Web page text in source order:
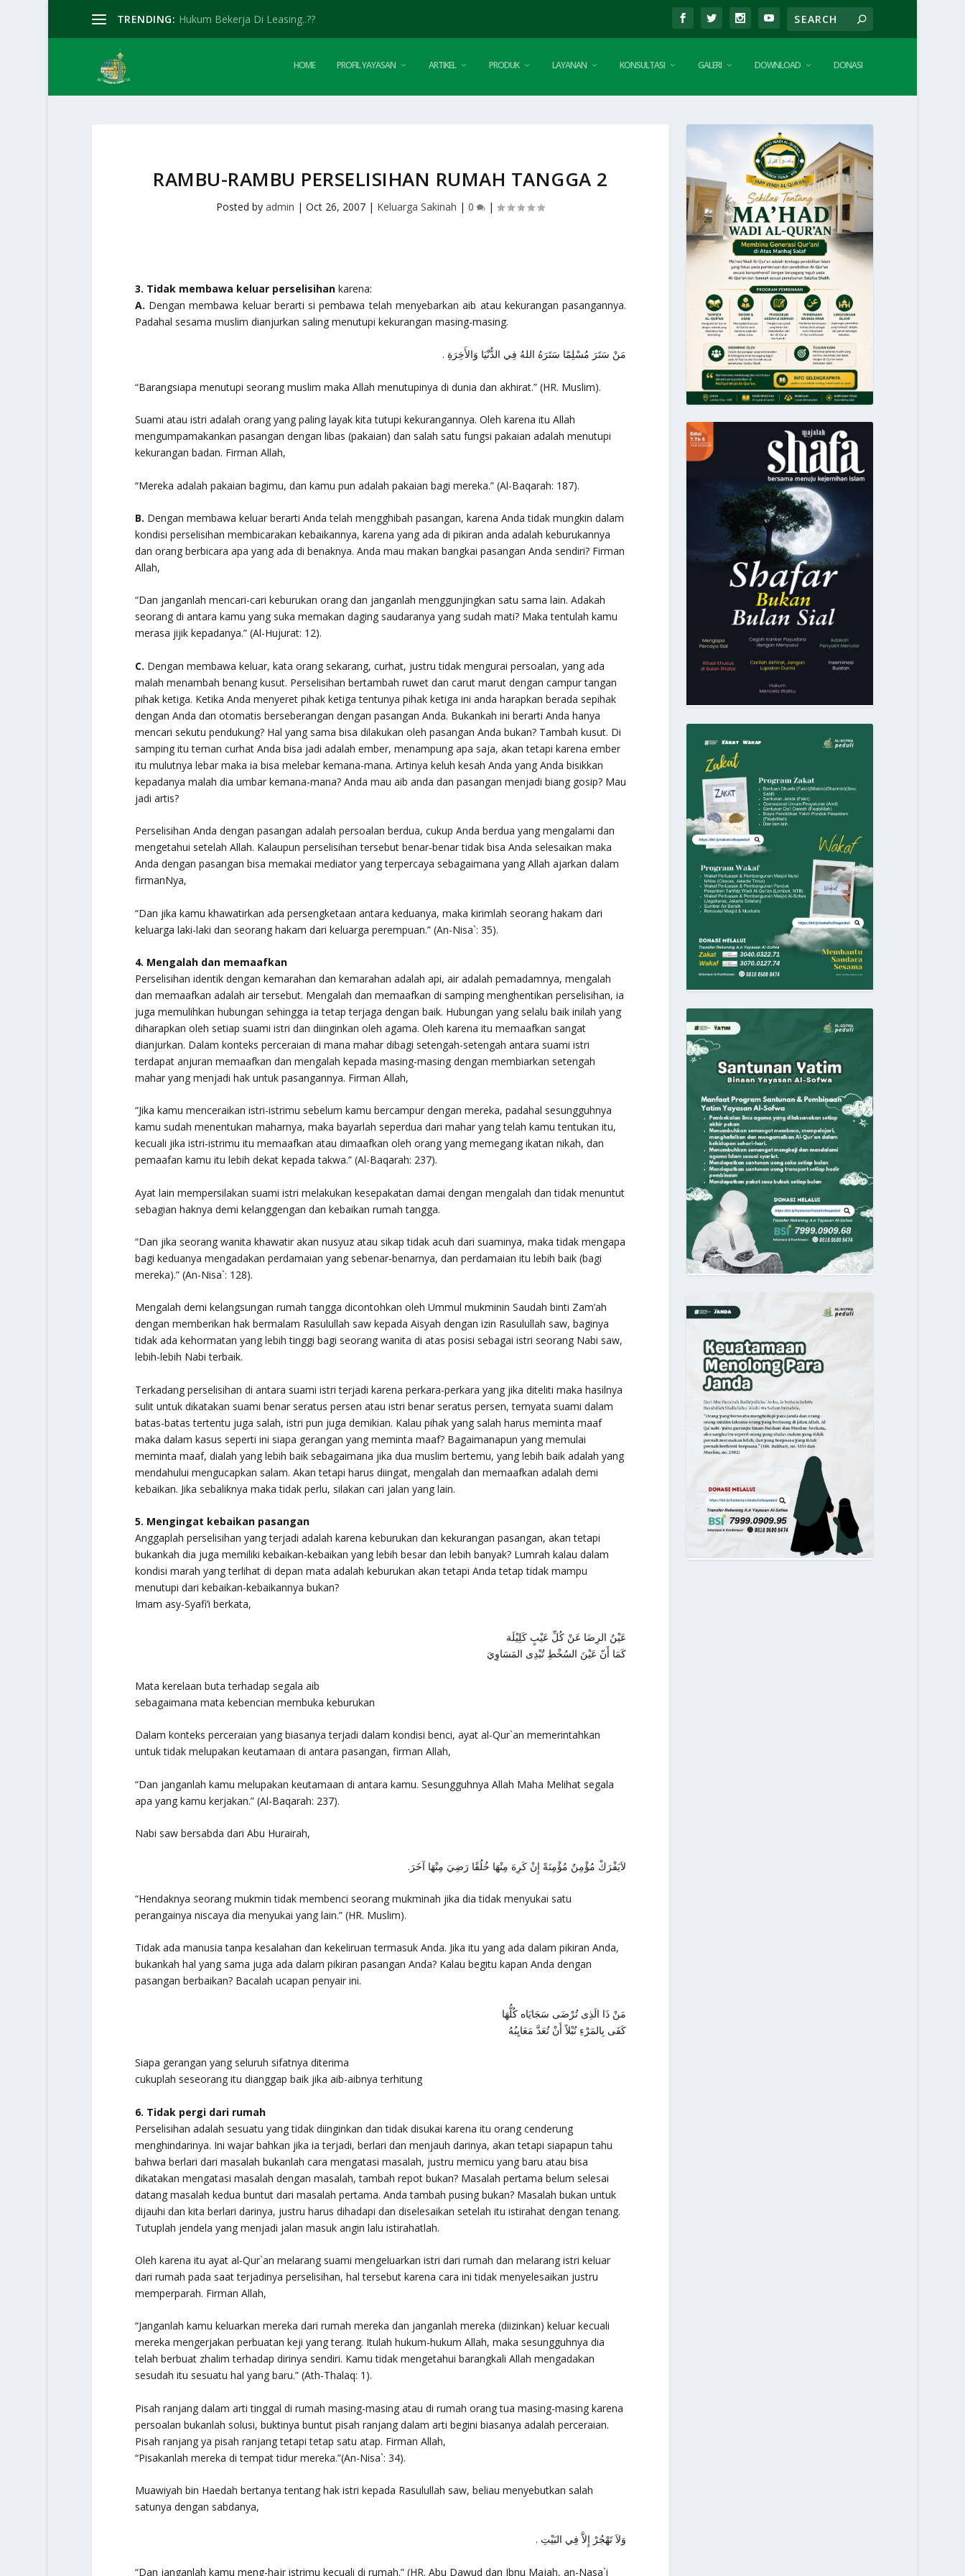
TRENDING: Hukum Bekerja Di Leasing..??
HOME PROFIL YAYASAN ARTIKEL PRODUK LAYANAN KONSULTASI GALERI DOWNLOAD DONASI
RAMBU-RAMBU PERSELISIHAN RUMAH TANGGA 2
Posted byadmin |Oct 26, 2007 | Keluarga Sakinah |0 |
3. Tidak membawa keluar perselisihankarena:
A. Dengan membawa keluar berarti si pembawa telah menyebarkan aib atau kekurangan pasangannya.
Padahal sesama muslim dianjurkan saling menutupi kekurangan masing-masing.
مَنْ سَتَرَ مُسْلِمًا سَتَرَهُ اللهُ فِي الدُّنْيَا وَالأَخِرَةِ .
“Barangsiapa menutupi seorang muslim maka Allah menutupinya di dunia dan akhirat.”(HR. Muslim).
Suami atau istri adalah orang yang paling layak kita tutupi kekurangannya. Oleh karena itu Allah
mengumpamakankan pasangan dengan libas (pakaian) dan salah satu fungsi pakaian adalah menutupi
kekurangan badan. Firman Allah,
“Mereka adalah pakaian bagimu, dan kamu pun adalah pakaian bagi mereka.”(Al-Baqarah: 187).
B. Dengan membawa keluar berarti Anda telah mengghibah pasangan, karena Anda tidak mungkin dalam
kondisi perselisihan membicarakan kebaikannya, karena yang ada di pikiran anda adalah keburukannya
dan orang berbicara apa yang ada di benaknya. Anda mau makan bangkai pasangan Anda sendiri? Firman
Allah,
“Dan janganlah mencari-cari keburukan orang dan janganlah menggunjingkan satu sama lain. Adakah
seorang di antara kamu yang suka memakan daging saudaranya yang sudah mati? Maka tentulah kamu
merasa jijik kepadanya.”(Al-Hujurat: 12).
C. Dengan membawa keluar, kata orang sekarang, curhat, justru tidak mengurai persoalan, yang ada
malah menambah benang kusut. Perselisihan bertambah ruwet dan carut marut dengan campur tangan
pihak ketiga. Ketika Anda menyeret pihak ketiga tentunya pihak ketiga ini anda harapkan berada sepihak
dengan Anda dan otomatis berseberangan dengan pasangan Anda. Bukankah ini berarti Anda hanya
mencari sekutu pendukung? Hal yang sama bisa dilakukan oleh pasangan Anda bukan? Tambah kusut. Di
samping itu teman curhat Anda bisa jadi adalah ember, menampung apa saja, akan tetapi karena ember
itu mulutnya lebar maka ia bisa melebar kemana-mana. Artinya keluh kesah Anda yang Anda bisikkan
kepadanya malah dia umbar kemana-mana? Anda mau aib anda dan pasangan menjadi biang gosip? Mau
jadi artis?
Perselisihan Anda dengan pasangan adalah persoalan berdua, cukup Anda berdua yang mengalami dan
mengetahui setelah Allah. Kalaupun perselisihan tersebut benar-benar tidak bisa Anda selesaikan maka
Anda dengan pasangan bisa memakai mediator yang terpercaya sebagaimana yang Allah ajarkan dalam
firmanNya,
“Dan jika kamu khawatirkan ada persengketaan antara keduanya, maka kirimlah seorang hakam dari
keluarga laki-laki dan seorang hakam dari keluarga perempuan.”(An-Nisa`: 35).
4. Mengalah dan memaafkan
Perselisihan identik dengan kemarahan dan kemarahan adalah api, air adalah pemadamnya, mengalah
dan memaafkan adalah air tersebut. Mengalah dan memaafkan di samping menghentikan perselisihan, ia
juga memulihkan hubungan sehingga ia tetap terjaga dengan baik. Hubungan yang selalu baik inilah yang
diharapkan oleh setiap suami istri dan diinginkan oleh agama. Oleh karena itu memaafkan sangat
dianjurkan. Dalam konteks perceraian di mana mahar dibagi setengah-setengah antara suami istri
terdapat anjuran memaafkan dan mengalah kepada masing-masing dengan membiarkan setengah
mahar yang menjadi hak untuk pasangannya. Firman Allah,
“Jika kamu menceraikan istri-istrimu sebelum kamu bercampur dengan mereka, padahal sesungguhnya
kamu sudah menentukan maharnya, maka bayarlah seperdua dari mahar yang telah kamu tentukan itu,
kecuali jika istri-istrimu itu memaafkan atau dimaafkan oleh orang yang memegang ikatan nikah, dan
pemaafan kamu itu lebih dekat kepada takwa.” (Al-Baqarah: 237).
Ayat lain mempersilakan suami istri melakukan kesepakatan damai dengan mengalah dan tidak menuntut
sebagian haknya demi kelanggengan dan kebaikan rumah tangga.
“Dan jika seorang wanita khawatir akan nusyuz atau sikap tidak acuh dari suaminya, maka tidak mengapa
bagi keduanya mengadakan perdamaian yang sebenar-benarnya, dan perdamaian itu lebih baik (bagi
mereka).” (An-Nisa`: 128).
Mengalah demi kelangsungan rumah tangga dicontohkan oleh Ummul mukminin Saudah binti Zam’ah
dengan memberikan hak bermalam Rasulullah saw kepada Aisyah dengan izin Rasulullah saw, baginya
tidak ada kehormatan yang lebih tinggi bagi seorang wanita di atas posisi sebagai istri seorang Nabi saw,
lebih-lebih Nabi terbaik.
Terkadang perselisihan di antara suami istri terjadi karena perkara-perkara yang jika diteliti maka hasilnya
sulit untuk dikatakan suami benar seratus persen atau istri benar seratus persen, ternyata suami dalam
batas-batas tertentu juga salah, istri pun juga demikian. Kalau pihak yang salah harus meminta maaf
maka dalam kasus seperti ini siapa gerangan yang meminta maaf? Bagaimanapun yang memulai
meminta maaf, dialah yang lebih baik sebagaimana jika dua muslim bertemu, yang lebih baik adalah yang
mendahului mengucapkan salam. Akan tetapi harus diingat, mengalah dan memaafkan adalah demi
kebaikan. Jika sebaliknya maka tidak perlu, silakan cari jalan yang lain.
5. Mengingat kebaikan pasangan
Anggaplah perselisihan yang terjadi adalah karena keburukan dan kekurangan pasangan, akan tetapi
bukankah dia juga memiliki kebaikan-kebaikan yang lebih besar dan lebih banyak? Lumrah kalau dalam
kondisi marah yang terlihat di depan mata adalah keburukan akan tetapi Anda tetap tidak mampu
menutupi dari kebaikan-kebaikannya bukan?
Imam asy-Syafi’i berkata,
عَيْنُ الرِضَا عَنْ كُلِّ عَيْبٍ كَلِيْلَة
كَمَا أَنّ عَيْنَ السُخْطِ تُبْدِى المَسَاوِيَ
Mata kerelaan buta terhadap segala aib
sebagaimana mata kebencian membuka keburukan
Dalam konteks perceraian yang biasanya terjadi dalam kondisi benci, ayat al-Qur`an memerintahkan
untuk tidak melupakan keutamaan di antara pasangan, firman Allah,
“Dan janganlah kamu melupakan keutamaan di antara kamu. Sesungguhnya Allah Maha Melihat segala
apa yang kamu kerjakan.” (Al-Baqarah: 237).
Nabi saw bersabda dari Abu Hurairah,
لاَيَفْرَكْ مُؤْمِنٌ مُؤْمِنَةً إِنْ كَرِهَ مِنْهَا خُلُقًا رَضِيَ مِنْهَا آخَرَ.
“Hendaknya seorang mukmin tidak membenci seorang mukminah jika dia tidak menyukai satu
perangainya niscaya dia menyukai yang lain.”(HR. Muslim).
Tidak ada manusia tanpa kesalahan dan kekeliruan termasuk Anda. Jika itu yang ada dalam pikiran Anda,
bukankah hal yang sama juga ada dalam pikiran pasangan Anda? Kalau begitu kapan Anda dengan
pasangan berbaikan? Bacalah ucapan penyair ini.
مَنْ ذَا الَذِى تُرْضَى سَجَايَاه كُلُّهَا
كَفَى بِالمَرْءِ نُبْلاً أَنْ تُعَدَّ مَعَايِبُهُ
Siapa gerangan yang seluruh sifatnya diterima
cukuplah seseorang itu dianggap baik jika aib-aibnya terhitung
6. Tidak pergi dari rumah
Perselisihan adalah sesuatu yang tidak diinginkan dan tidak disukai karena itu orang cenderung
menghindarinya. Ini wajar bahkan jika ia terjadi, berlari dan menjauh darinya, akan tetapi siapapun tahu
bahwa berlari dari masalah bukanlah cara mengatasi masalah, justru memicu yang baru atau bisa
dikatakan mengatasi masalah dengan masalah, tambah repot bukan? Masalah pertama belum selesai
datang masalah kedua buntut dari masalah pertama. Anda tambah pusing bukan? Masalah bukan untuk
dijauhi dan kita berlari darinya, justru harus dihadapi dan diselesaikan setelah itu istirahat dengan tenang.
Tutuplah jendela yang menjadi jalan masuk angin lalu istirahatlah.
Oleh karena itu ayat al-Qur`an melarang suami mengeluarkan istri dari rumah dan melarang istri keluar
dari rumah pada saat terjadinya perselisihan, hal tersebut karena cara ini tidak menyelesaikan justru
memperparah. Firman Allah,
“Janganlah kamu keluarkan mereka dari rumah mereka dan janganlah mereka (diizinkan) keluar kecuali
mereka mengerjakan perbuatan keji yang terang. Itulah hukum-hukum Allah, maka sesungguhnya dia
telah berbuat zhalim terhadap dirinya sendiri. Kamu tidak mengetahui barangkali Allah mengadakan
sesudah itu sesuatu hal yang baru.” (Ath-Thalaq: 1).
Pisah ranjang dalam arti tinggal di rumah masing-masing atau di rumah orang tua masing-masing karena
persoalan bukanlah solusi, buktinya buntut pisah ranjang dalam arti begini biasanya adalah perceraian.
Pisah ranjang ya pisah ranjang tetapi tetap satu atap. Firman Allah,
“Pisakanlah mereka di tempat tidur mereka.”(An-Nisa`: 34).
Muawiyah bin Haedah bertanya tentang hak istri kepada Rasulullah saw, beliau menyebutkan salah
satunya dengan sabdanya,
وَلاَ تَهْجُرْ إِلاَّ فِي البَيْتِ .
“Dan janganlah kamu meng-hajristrimu kecuali di rumah.”(HR. Abu Dawud dan Ibnu Majah, an-Nasa`i